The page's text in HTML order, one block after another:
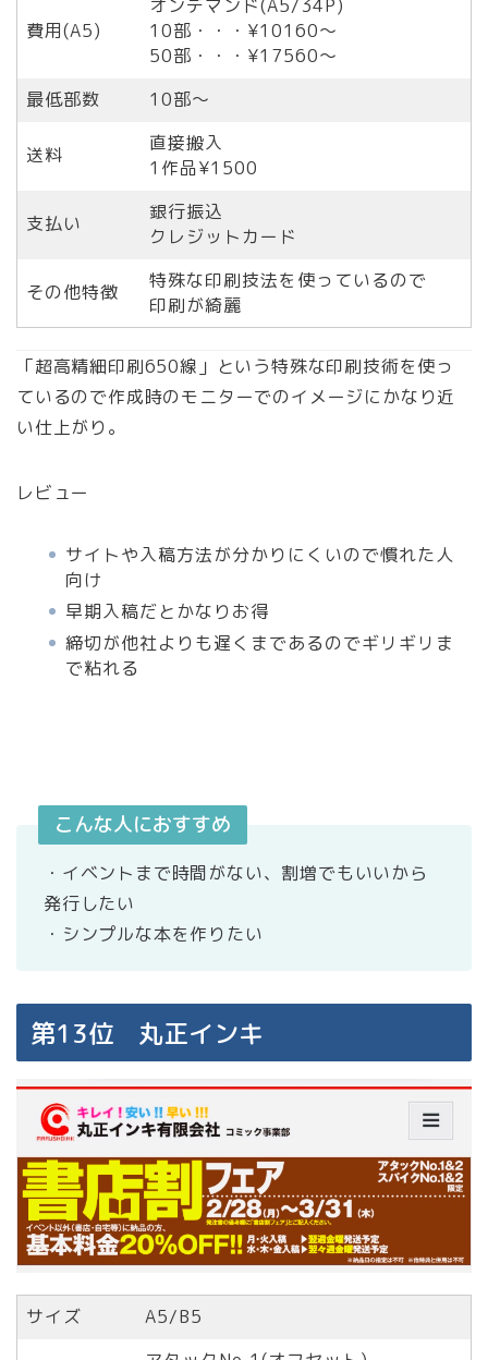
費用(A5)
オンデマンド(A5/34P)
10部・・・¥10160〜
50部・・・¥17560〜
最低部数
10部〜
送料
直接搬入
1作品¥1500
支払い
銀行振込
クレジットカード
その他特徴
特殊な印刷技法を使っているので
印刷が綺麗
「超高精細印刷650線」という特殊な印刷技術を使っ
ているので作成時のモニターでのイメージにかなり近
い仕上がり。
レビュー
サイトや入稿方法が分かりにくいので慣れた人
向け
早期入稿だとかなりお得
締切が他社よりも遅くまであるのでギリギリま
で粘れる
こんな人におすすめ
・イベントまで時間がない、割増でもいいから
発行したい
・シンプルな本を作りたい
第13位 丸正インキ
サイズ A5/B5